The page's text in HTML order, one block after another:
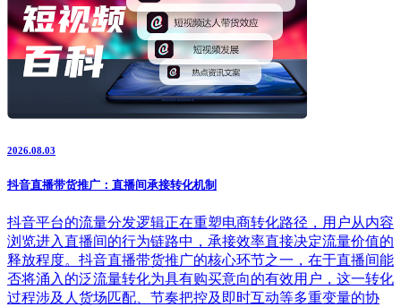
2026.08.03
抖音直播带货推广：直播间承接转化机制
抖音平台的流量分发逻辑正在重塑电商转化路径，用户从内容
浏览进入直播间的行为链路中，承接效率直接决定流量价值的
释放程度。抖音直播带货推广的核心环节之一，在于直播间能
否将涌入的泛流量转化为具有购买意向的有效用户，这一转化
过程涉及人货场匹配、节奏把控及即时互动等多重变量的协